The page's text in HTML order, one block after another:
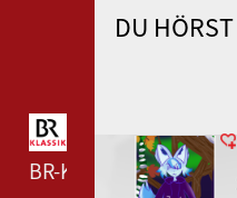
WDR 4 --- WDR 4 ---
BR-KLASSIK --- BR-
DU HÖRST